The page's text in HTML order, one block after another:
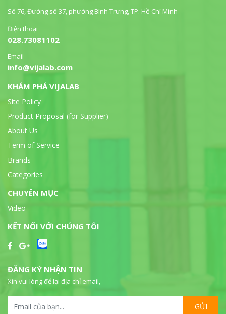
Số 76, Đường số 37, phường Bình Trưng, TP. Hồ Chí Minh
Điện thoại
028.73081102
Email
info@vijalab.com
KHÁM PHÁ VIJALAB
Site Policy
Product Proposal (for Supplier)
About Us
Term of Service
Brands
Categories
CHUYÊN MỤC
Video
KẾT NỐI VỚI CHÚNG TÔI
ĐĂNG KÝ NHẬN TIN
Xin vui lòng để lại địa chỉ email,
GỬI